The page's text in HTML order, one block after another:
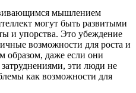
мышлением
могут быть развитыми
и упорства. Это убеждение
возможности для роста и
образом, даже если они
эти люди не
как возможности для